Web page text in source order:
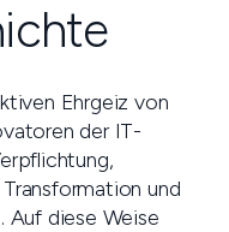
Ehrgeiz von
der IT-
und
Auf diese Weise